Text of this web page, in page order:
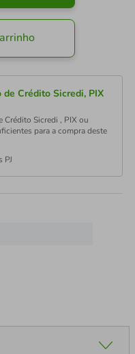
de Crédito Sicredi, PIX
Crédito Sicredi , PIX ou
para a compra deste
PJ